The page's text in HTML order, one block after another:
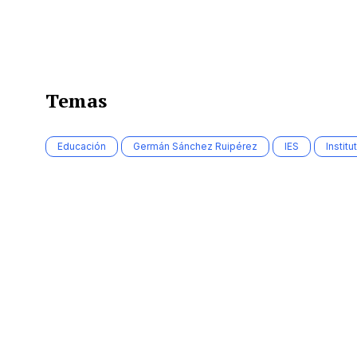
Temas
Educación Germán Sánchez Ruipérez IES